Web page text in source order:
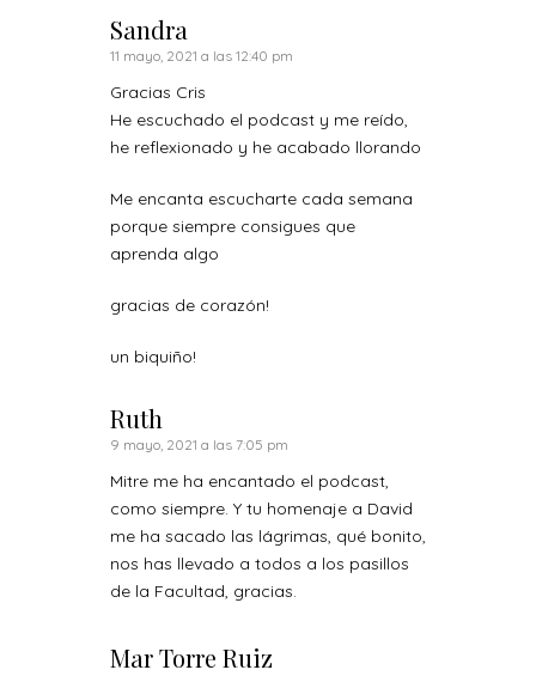
Sandra
11 mayo, 2021 a las 12:40 pm
Gracias Cris
He escuchado el podcast y me reído,
he reflexionado y he acabado llorando
Me encanta escucharte cada semana
porque siempre consigues que
aprenda algo
gracias de corazón!
un biquiño!
Ruth
9 mayo, 2021 a las 7:05 pm
Mitre me ha encantado el podcast,
como siempre. Y tu homenaje a David
me ha sacado las lágrimas, qué bonito,
nos has llevado a todos a los pasillos
de la Facultad, gracias.
Mar Torre Ruiz